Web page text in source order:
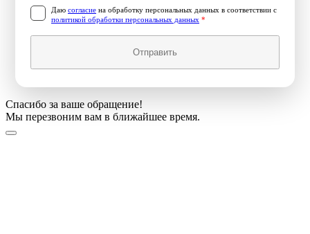
Даю согласие на обработку персональных данных в соответствии с
политикой обработки персональных данных *
Отправить
Спасибо за ваше обращение!
Мы перезвоним вам в ближайшее время.